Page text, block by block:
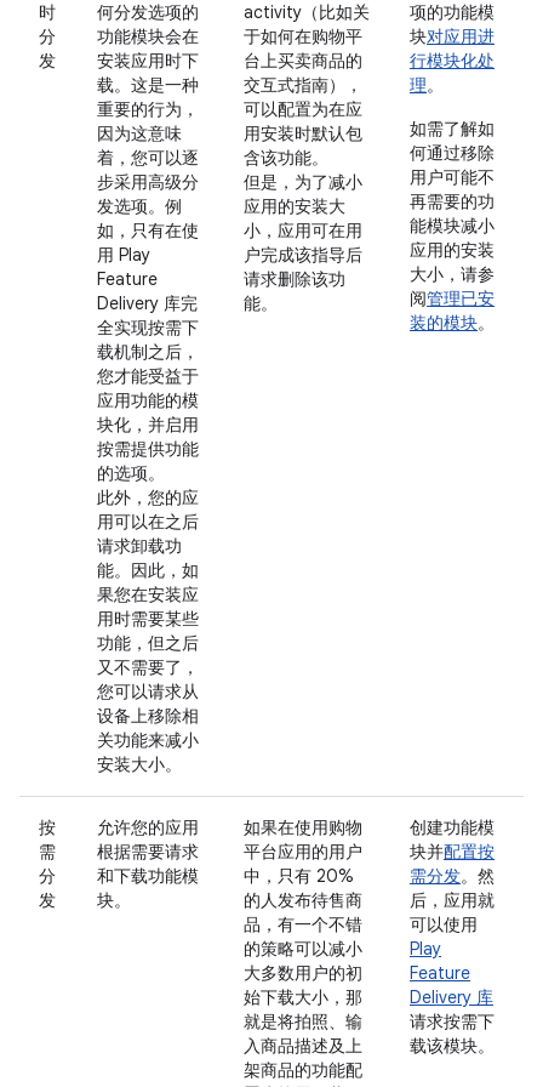
时
分
发
何分发选项的
功能模块会在
安装应用时下
载。这是一种
重要的行为，
因为这意味
着，您可以逐
步采用高级分
发选项。例
如，只有在使
用 Play
Feature
Delivery 库完
全实现按需下
载机制之后，
您才能受益于
应用功能的模
块化，并启用
按需提供功能
的选项。
此外，您的应
用可以在之后
请求卸载功
能。因此，如
果您在安装应
用时需要某些
功能，但之后
又不需要了，
您可以请求从
设备上移除相
关功能来减小
安装大小。
activity（比如关
于如何在购物平
台上买卖商品的
交互式指南），
可以配置为在应
用安装时默认包
含该功能。
但是，为了减小
应用的安装大
小，应用可在用
户完成该指导后
请求删除该功
能。
项的功能模
块对应用进
行模块化处
理。
如需了解如
何通过移除
用户可能不
再需要的功
能模块减小
应用的安装
大小，请参
阅管理已安
装的模块。
按
需
分
发
允许您的应用
根据需要请求
和下载功能模
块。
如果在使用购物
平台应用的用户
中，只有 20%
的人发布待售商
品，有一个不错
的策略可以减小
大多数用户的初
始下载大小，那
就是将拍照、输
入商品描述及上
架商品的功能配
创建功能模
块并配置按
需分发。然
后，应用就
可以使用
Play
Feature
Delivery 库
请求按需下
载该模块。